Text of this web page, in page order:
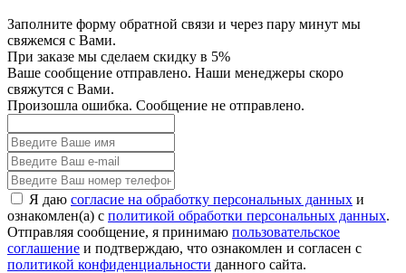
Заполните форму обратной связи и через пару минут мы
свяжемся с Вами.
При заказе мы сделаем скидку в 5%
Ваше сообщение отправлено. Наши менеджеры скоро
свяжутся с Вами.
Произошла ошибка. Сообщение не отправлено.
Я даю согласие на обработку персональных данных и
ознакомлен(а) с политикой обработки персональных данных.
Отправляя сообщение, я принимаю пользовательское
соглашение и подтверждаю, что ознакомлен и согласен с
политикой конфиденциальности данного сайта.